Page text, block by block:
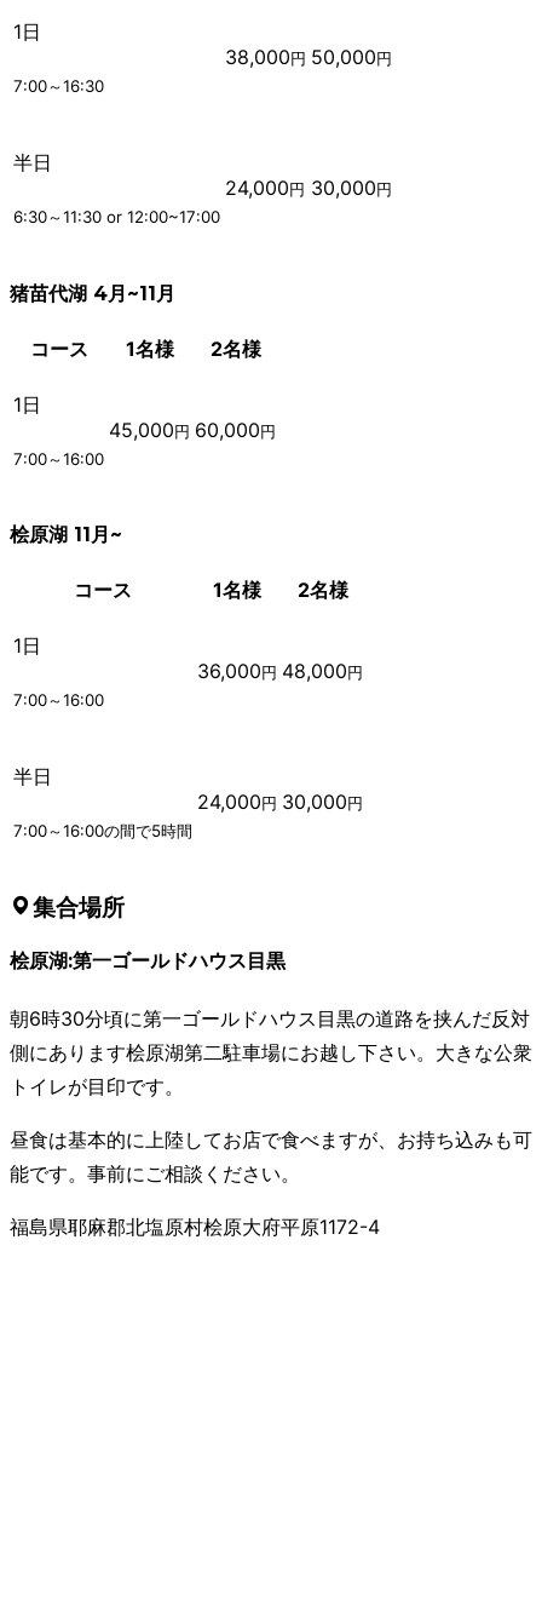
1日
7:00～16:30
38,000円 50,000円
半日
6:30～11:30 or 12:00~17:00
24,000円 30,000円
猪苗代湖 4月~11月
コース 1名様 2名様
1日
7:00～16:00
45,000円 60,000円
桧原湖 11月~
コース 1名様 2名様
1日
7:00～16:00
36,000円 48,000円
半日
7:00～16:00の間で5時間
24,000円 30,000円
集合場所
桧原湖:第一ゴールドハウス目黒
朝6時30分頃に第一ゴールドハウス目黒の道路を挟んだ反対
側にあります桧原湖第二駐車場にお越し下さい。大きな公衆
トイレが目印です。
昼食は基本的に上陸してお店で食べますが、お持ち込みも可
能です。事前にご相談ください。
福島県耶麻郡北塩原村桧原大府平原1172-4